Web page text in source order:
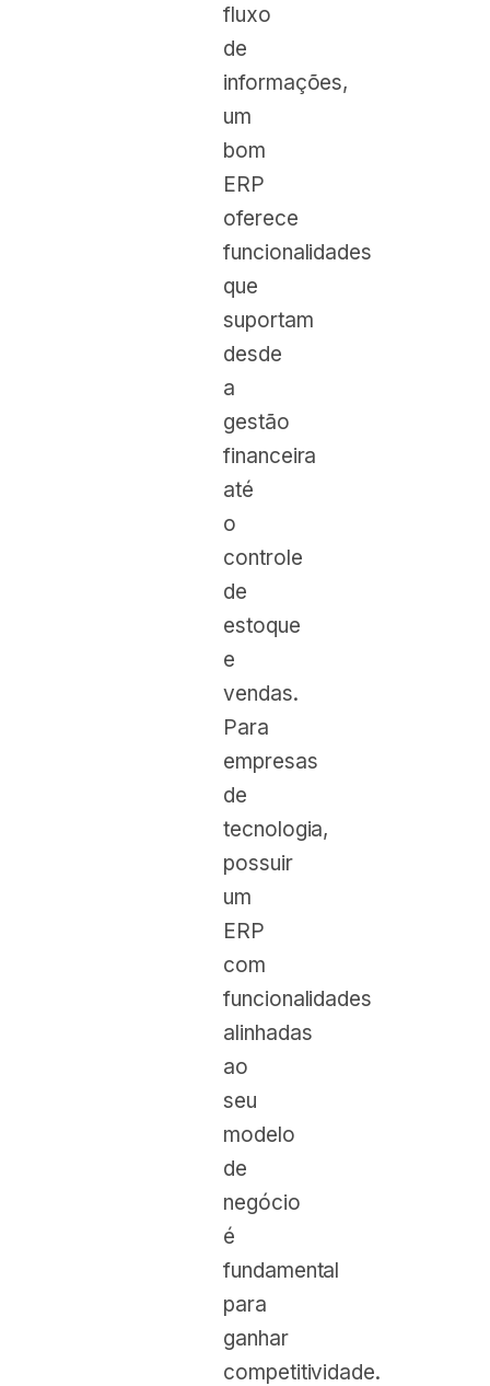
fluxo
de
informações,
um
bom
ERP
oferece
funcionalidades
que
suportam
desde
a
gestão
financeira
até
o
controle
de
estoque
e
vendas.
Para
empresas
de
tecnologia,
possuir
um
ERP
com
funcionalidades
alinhadas
ao
seu
modelo
de
negócio
é
fundamental
para
ganhar
competitividade.